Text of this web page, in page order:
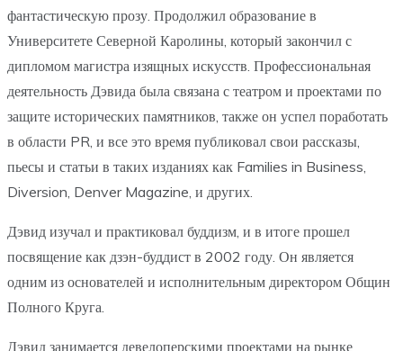
фантастическую прозу. Продолжил образование в
Университете Северной Каролины, который закончил с
дипломом магистра изящных искусств. Профессиональная
деятельность Дэвида была связана с театром и проектами по
защите исторических памятников, также он успел поработать
в области PR, и все это время публиковал свои рассказы,
пьесы и статьи в таких изданиях как Families in Business,
Diversion, Denver Magazine, и других.
Дэвид изучал и практиковал буддизм, и в итоге прошел
посвящение как дзэн-буддист в 2002 году. Он является
одним из основателей и исполнительным директором Общин
Полного Круга.
Дэвид занимается девелоперскими проектами на рынке